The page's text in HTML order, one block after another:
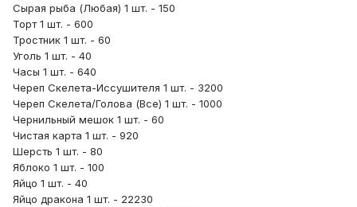
Сырая рыба (Любая) 1 шт. - 150
Торт 1 шт. - 600
Тростник 1 шт. - 60
Уголь 1 шт. - 40
Часы 1 шт. - 640
Череп Скелета-Иссушителя 1 шт. - 3200
Череп Скелета/Голова (Все) 1 шт. - 1000
Чернильный мешок 1 шт. - 60
Чистая карта 1 шт. - 920
Шерсть 1 шт. - 80
Яблоко 1 шт. - 100
Яйцо 1 шт. - 40
Яйцо дракона 1 шт. - 22230